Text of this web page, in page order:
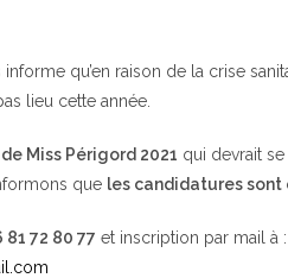
qu’en raison de la crise
lieu cette année.
Miss Périgord 2021 qui devrait
que les candidatures sont
81 72 80 77 et inscription par mail à :